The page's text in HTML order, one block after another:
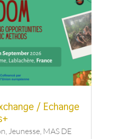
/ Echange
,Jeunesse, MAS DE